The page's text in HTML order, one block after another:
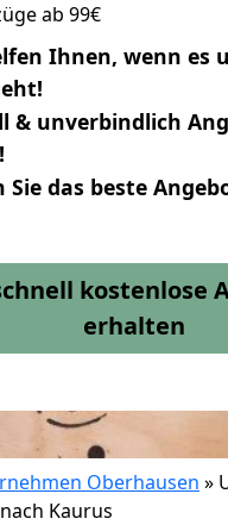
ab 99€
Ihnen, wenn es
& unverbindlich
Sie das beste
kostenlose
erhalten
Oberhausen »
Kaurus